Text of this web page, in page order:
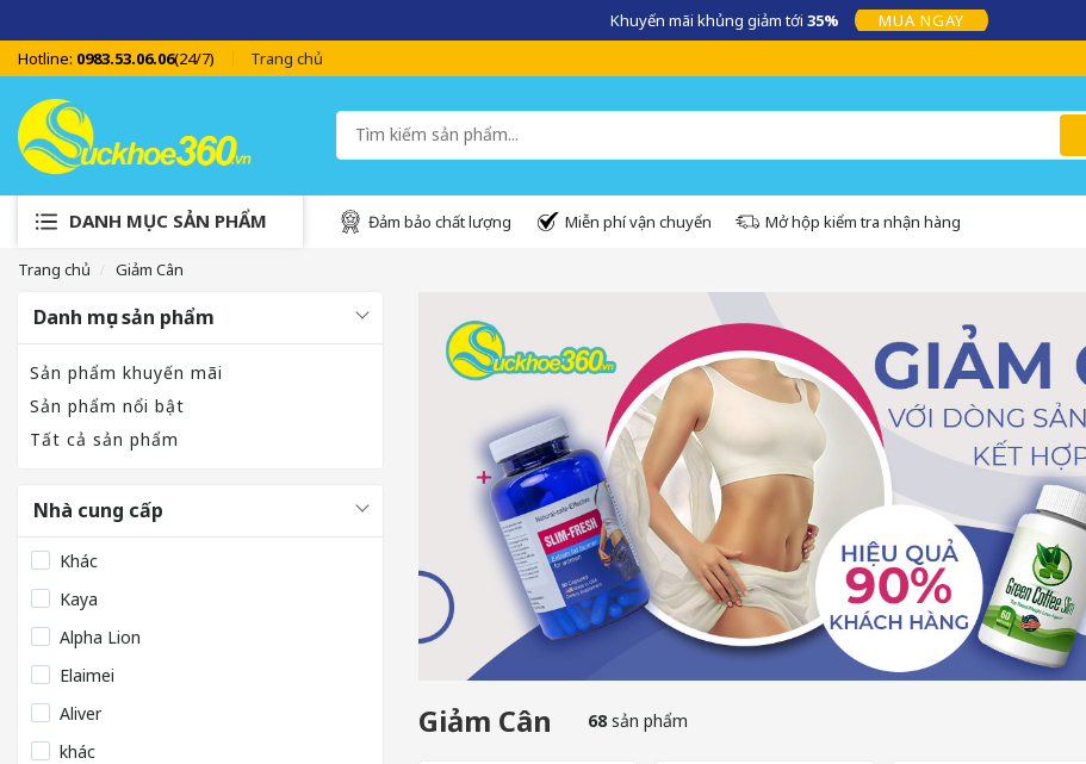
Khuyến mãi khủng giảm tới35%
MUA NGAY
Hotline: 0983.53.06.06(24/7) Trang chủ
DANH MỤC SẢN PHẨM Đảm bảo chất lượng Miễn phí vận chuyển Mở hộp kiểm tra nhận hàng
Trang chủ Giảm Cân
Danh mục sản phẩm
Sản phẩm khuyến mãi
Sản phẩm nổi bật
Tất cả sản phẩm
Nhà cung cấp
Khác
Kaya
Alpha Lion
Elaimei
Aliver
khác
Giảm Cân 68sản phẩm